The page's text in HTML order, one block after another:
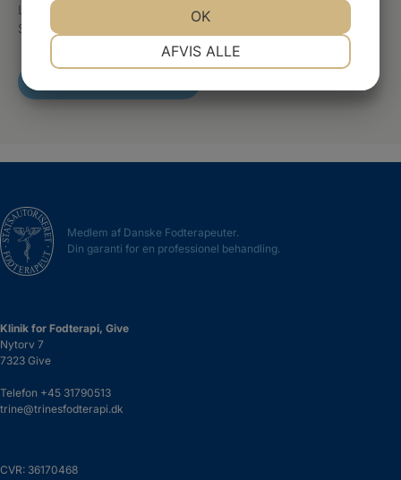
Lørdag
Søndag
Medlem af Danske Fodterapeuter.
Din garanti for en professionel behandling.
Klinik for Fodterapi, Give
Nytorv 7
7323 Give
Telefon +45 31790513
trine@trinesfodterapi.dk
CVR: 36170468
AFVIS ALLE
OK